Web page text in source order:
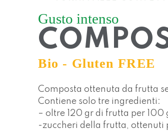
Gusto intenso
Bio - Gluten FREE
Composta ottenuta da frutta
Contiene solo tre ingredienti:
– oltre 120 gr di frutta per 100
-zuccheri della frutta, ottenuti